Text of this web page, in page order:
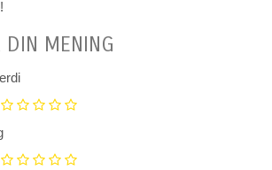
DIN MENING